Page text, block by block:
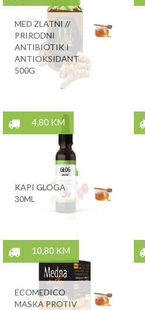
MED ZLATNI //
PRIRODNI
ANTIBIOTIK I
ANTIOKSIDANT
500G
4,80 KM
KAPI GLOGA
30ML
10,80 KM
ECOMEDICO
MASKA PROTIV